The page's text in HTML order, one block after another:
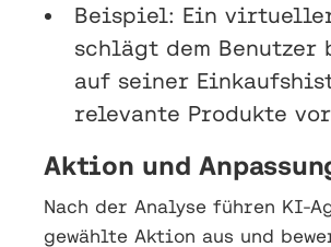
Beispiel: Ein
schlägt dem Benutzer
auf seiner
relevante Produkte
Aktion und
Nach der Analyse führen KI-
gewählte Aktion aus und